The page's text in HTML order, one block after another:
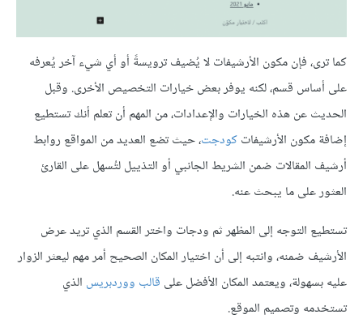
كما ترى، فإن مكون الأرشيفات لا يُضيف ترويسةً أو أي شيء آخر يُعرفه
على أساس قسم، لكنه يوفر بعض خيارات التخصيص الأخرى. وقبل
الحديث عن هذه الخيارات والإعدادات، من المهم أن تعلم أنك تستطيع
إضافة مكون الأرشيفاتكودجت، حيث تضع العديد من المواقع روابط
أرشيف المقالات ضمن الشريط الجانبي أو التذييل لتُسهل على القارئ
العثور على ما يبحث عنه.
تستطيع التوجه إلى المظهر ثم ودجات واختر القسم الذي تريد عرض
الأرشيف ضمنه، وانتبه إلى أن اختيار المكان الصحيح أمر مهم ليعثر الزوار
عليه بسهولة، ويعتمد المكان الأفضل على قالب ووردبريس الذي
تستخدمه وتصميم الموقع.